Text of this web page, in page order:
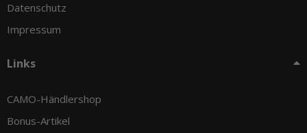
Datenschutz
Impressum
Links
CAMO-Händlershop
Bonus-Artikel